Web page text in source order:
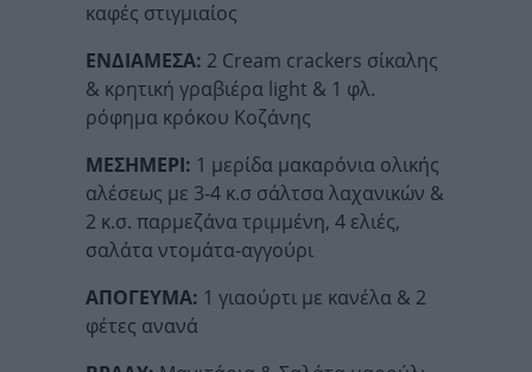
καφές στιγμιαίος
ΕΝΔΙΑΜΕΣΑ: 2 Cream crackers σίκαλης
& κρητική γραβιέρα light & 1 φλ.
ρόφημα κρόκου Κοζάνης
ΜΕΣΗΜΕΡΙ: 1 μερίδα μακαρόνια ολικής
αλέσεως με 3-4 κ.σ σάλτσα λαχανικών &
2 κ.σ. παρμεζάνα τριμμένη, 4 ελιές,
σαλάτα ντομάτα-αγγούρι
ΑΠΟΓΕΥΜΑ: 1 γιαούρτι με κανέλα & 2
φέτες ανανά